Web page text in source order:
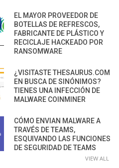
EL MAYOR PROVEEDOR DE
BOTELLAS DE REFRESCOS,
FABRICANTE DE PLÁSTICO Y
RECICLAJE HACKEADO POR
RANSOMWARE
¿VISITASTE THESAURUS.COM
EN BUSCA DE SINÓNIMOS?
TIENES UNA INFECCIÓN DE
MALWARE COINMINER
CÓMO ENVIAN MALWARE A
TRAVÉS DE TEAMS,
ESQUIVANDO LAS FUNCIONES
DE SEGURIDAD DE TEAMS
VIEW ALL